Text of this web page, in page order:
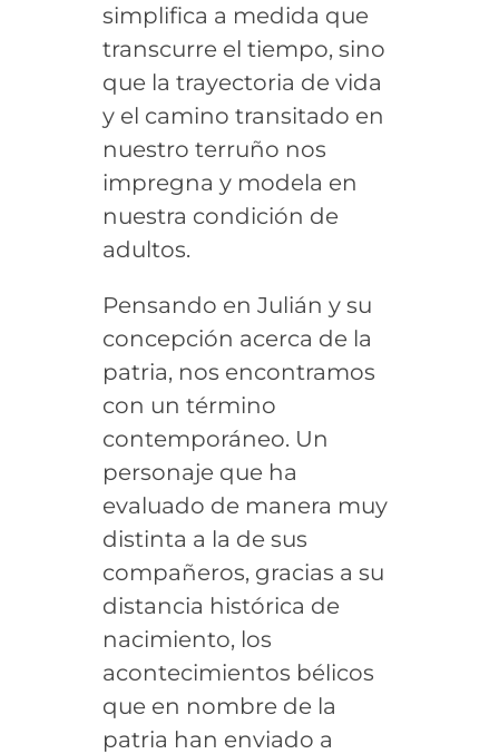
simplifica a medida que
transcurre el tiempo, sino
que la trayectoria de vida
y el camino transitado en
nuestro terruño nos
impregna y modela en
nuestra condición de
adultos.
Pensando en Julián y su
concepción acerca de la
patria, nos encontramos
con un término
contemporáneo. Un
personaje que ha
evaluado de manera muy
distinta a la de sus
compañeros, gracias a su
distancia histórica de
nacimiento, los
acontecimientos bélicos
que en nombre de la
patria han enviado a